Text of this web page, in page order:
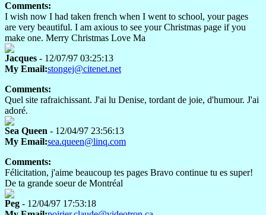
Comments:
I wish now I had taken french when I went to school, your pages
are very beautiful. I am axious to see your Christmas page if you
make one. Merry Christmas Love Ma
Jacques - 12/07/97 03:25:13
My Email:stongej@citenet.net
Comments:
Quel site rafraichissant. J'ai lu Denise, tordant de joie, d'humour. J'ai
adoré.
Sea Queen - 12/04/97 23:56:13
My Email:sea.queen@linq.com
Comments:
Félicitation, j'aime beaucoup tes pages Bravo continue tu es super!
De ta grande soeur de Montréal
Peg - 12/04/97 17:53:18